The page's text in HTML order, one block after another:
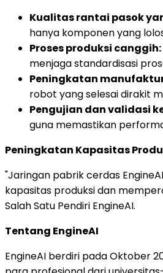
Kualitas rantai pasok
hanya komponen yang
Proses produksi canggih:
menjaga standardisasi
Peningkatan
robot yang selesai dirakit
Pengujian dan validasi
guna memastikan
Peningkatan Kapasitas
"Jaringan pabrik cerdas
kapasitas produksi dan
Salah Satu Pendiri EngineAI.
Tentang EngineAI
EngineAI berdiri pada Oktober